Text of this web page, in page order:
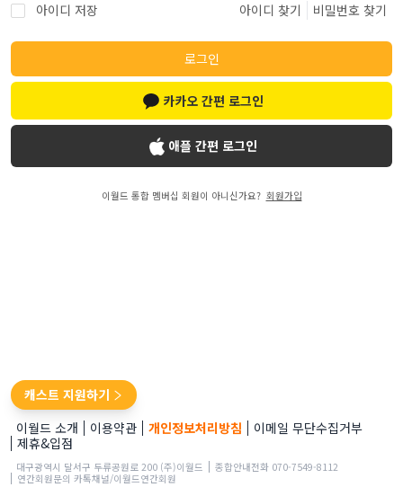
아이디 저장 아이디 찾기 비밀번호 찾기
로그인
카카오 간편 로그인
애플 간편 로그인
이월드 통합 멤버십 회원이 아니신가요? 회원가입
캐스트 지원하기
이월드 소개
이용약관 개인정보처리방침
이메일 무단수집거부
제휴&입점
대구광역시 달서구 두류공원로 200 (주)이월드
종합안내전화 070-7549-8112
연간회원문의 카톡채널/이월드연간회원